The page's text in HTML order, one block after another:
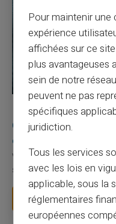
10/08/2026 Veritas
Quelle est la
en France ?
Votre employeur vous
salaire. La CAF vous
Lire la suite
Pour maintenir
expérience
affichées sur ce
plus avantageuses
sein de notre
peuvent ne pas
spécifiques
juridiction.
Tous les services
avec les lois en
applicable, sous la
réglementaires
européennes